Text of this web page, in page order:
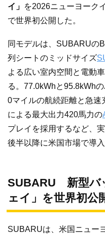
イ」 を2026ニューヨーク
で世界初公開した。
同モデルは、SUBARUの
列シートのミッドサイズ
よる広い室内空間と電動
る。77.0kWhと95.8kWh
0マイルの航続距離と急速
による最大出力420馬力の
プレイを採用するなど、
後半以降に米国市場で導入
SUBARU 新型バ
ェイ」を世界初公
SUBARUは、米国ニュー